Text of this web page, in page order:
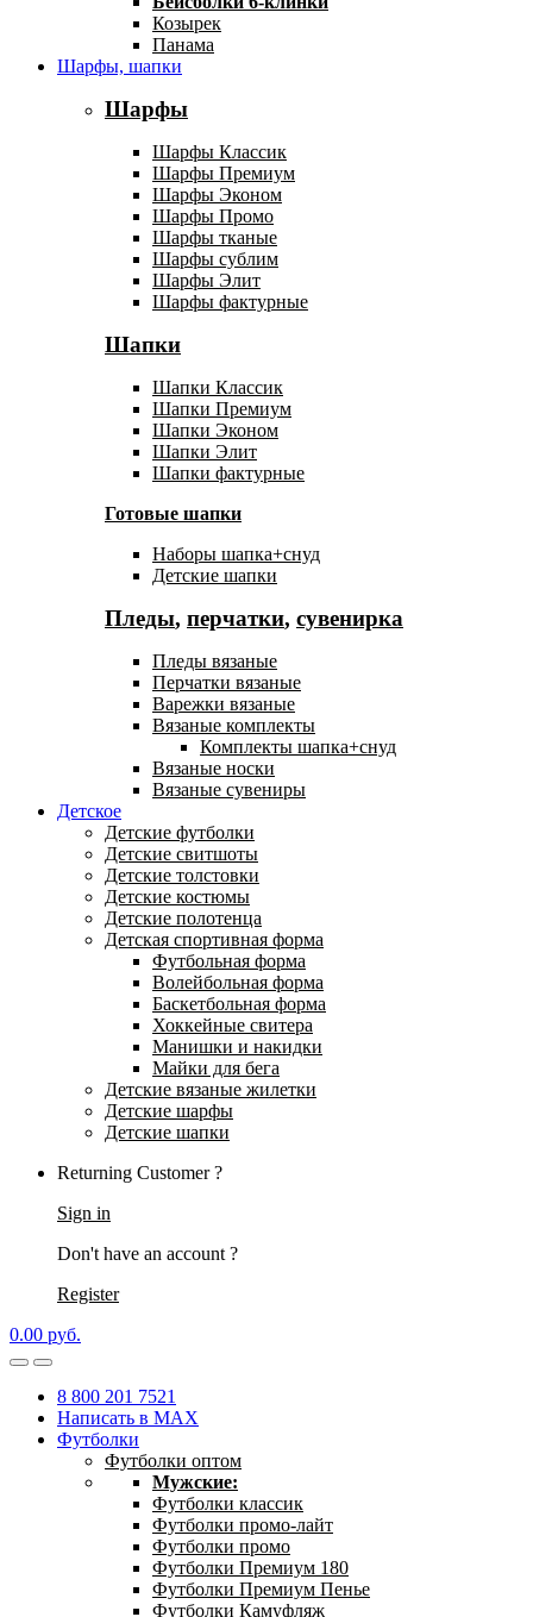
Козырек
Панама
Шарфы, шапки
Шарфы
Шарфы Классик
Шарфы Премиум
Шарфы Эконом
Шарфы Промо
Шарфы тканые
Шарфы сублим
Шарфы Элит
Шарфы фактурные
Шапки
Шапки Классик
Шапки Премиум
Шапки Эконом
Шапки Элит
Шапки фактурные
Готовые шапки
Наборы шапка+снуд
Детские шапки
Пледы, перчатки, сувенирка
Пледы вязаные
Перчатки вязаные
Варежки вязаные
Вязаные комплекты
Комплекты шапка+снуд
Вязаные носки
Вязаные сувениры
Детское
Детские футболки
Детские свитшоты
Детские толстовки
Детские костюмы
Детские полотенца
Детская спортивная форма
Футбольная форма
Волейбольная форма
Баскетбольная форма
Хоккейные свитера
Манишки и накидки
Майки для бега
Детские вязаные жилетки
Детские шарфы
Детские шапки
Returning Customer ?
Sign in
Don't have an account ?
Register
0.00 руб.
8 800 201 7521
Написать в MAX
Футболки
Футболки оптом
Мужские:
Футболки классик
Футболки промо-лайт
Футболки промо
Футболки Премиум 180
Футболки Премиум Пенье
Футболки Камуфляж